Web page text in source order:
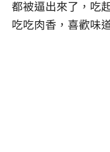
都被逼出來了，吃
吃吃肉香，喜歡味